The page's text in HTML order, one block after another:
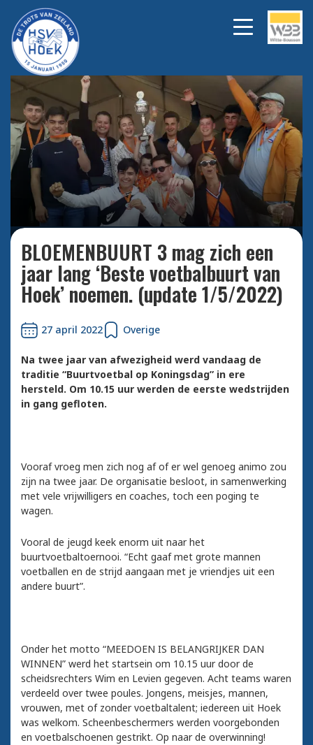
Bekijk alle foto's
BLOEMENBUURT 3 mag zich een
jaar lang ‘Beste voetbalbuurt van
Hoek’ noemen. (update 1/5/2022)
27 april 2022 Overige
Na twee jaar van afwezigheid werd vandaag de
traditie “Buurtvoetbal op Koningsdag” in ere
hersteld. Om 10.15 uur werden de eerste wedstrijden
in gang gefloten.
Vooraf vroeg men zich nog af of er wel genoeg animo zou
zijn na twee jaar. De organisatie besloot, in samenwerking
met vele vrijwilligers en coaches, toch een poging te
wagen.
Vooral de jeugd keek enorm uit naar het
buurtvoetbaltoernooi. “Echt gaaf met grote mannen
voetballen en de strijd aangaan met je vriendjes uit een
andere buurt”.
Onder het motto “MEEDOEN IS BELANGRIJKER DAN
WINNEN” werd het startsein om 10.15 uur door de
scheidsrechters Wim en Levien gegeven. Acht teams waren
verdeeld over twee poules. Jongens, meisjes, mannen,
vrouwen, met of zonder voetbaltalent; iedereen uit Hoek
was welkom. Scheenbeschermers werden voorgebonden
en voetbalschoenen gestrikt. Op naar de overwinning!